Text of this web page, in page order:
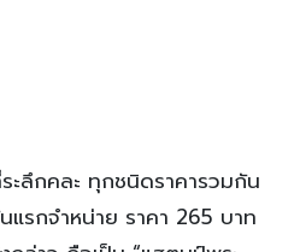
ลึกคละ ทุกชนิดราคารวมกัน
แรกจำหน่าย ราคา 265 บาท